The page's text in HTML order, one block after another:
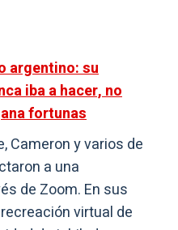
argentino: su
iba a hacer, no
fortunas
Cameron y varios de
a una
de Zoom. En sus
virtual de